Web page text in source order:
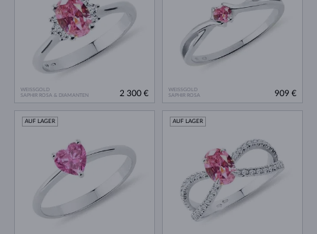
WEISSGOLD
SAPHIR ROSA & DIAMANTEN
2 300 €
WEISSGOLD
SAPHIR ROSA
909 €
AUF LAGER AUF LAGER